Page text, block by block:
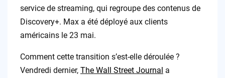
service de streaming, qui regroupe des contenus de
Discovery+. Max a été déployé aux clients
américains le 23 mai.
Comment cette transition s’est-elle déroulée ?
Vendredi dernier, The Wall Street Journal a